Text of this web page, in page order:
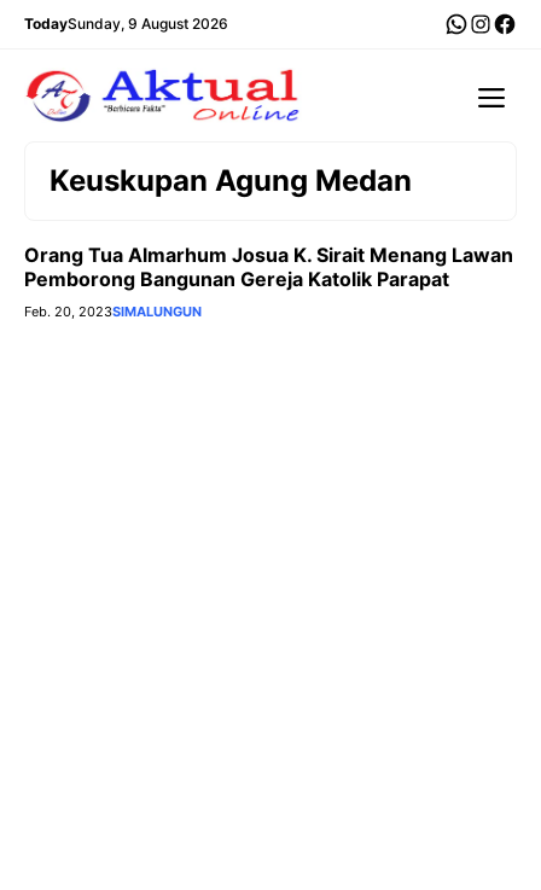
Langsung
TodaySunday, 9 August 2026
Keuskupan Agung Medan
Orang Tua Almarhum Josua K. Sirait Menang Lawan
Pemborong Bangunan Gereja Katolik Parapat
Feb. 20, 2023SIMALUNGUN